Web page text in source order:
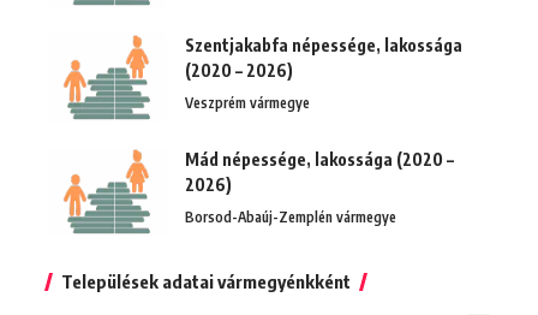
Szentjakabfa népessége, lakossága
(2020 – 2026)
Veszprém vármegye
Mád népessége, lakossága (2020 –
2026)
Borsod-Abaúj-Zemplén vármegye
Települések adatai vármegyénkként